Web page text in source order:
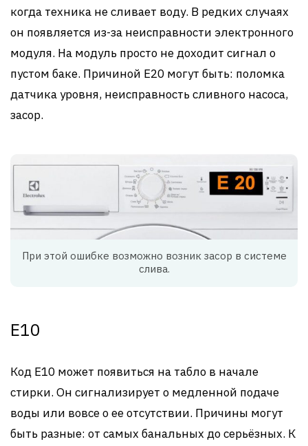
когда техника не сливает воду. В редких случаях
он появляется из-за неисправности электронного
модуля. На модуль просто не доходит сигнал о
пустом баке. Причиной Е20 могут быть: поломка
датчика уровня, неисправность сливного насоса,
засор.
При этой ошибке возможно возник засор в системе
слива.
Е10
Код Е10 может появиться на табло в начале
стирки. Он сигнализирует о медленной подаче
воды или вовсе о ее отсутствии. Причины могут
быть разные: от самых банальных до серьёзных. К